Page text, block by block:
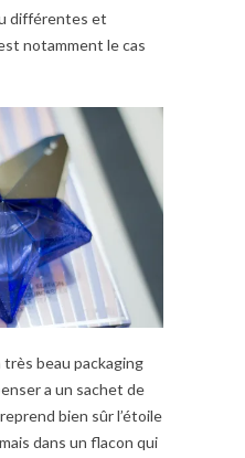
différentes et
notamment le cas
beau packaging
a un sachet de
bien sûr l’étoile
dans un flacon qui